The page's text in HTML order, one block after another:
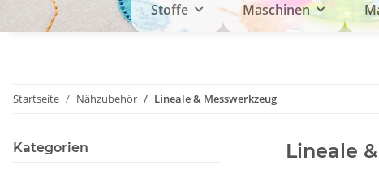
Stoffe Maschinen
Startseite Nähzubehör Lineale & Messwerkzeug
Lineale
Kategorien